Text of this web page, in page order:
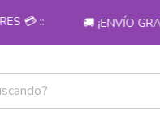
💳 :: 🚚 ¡ENVÍO